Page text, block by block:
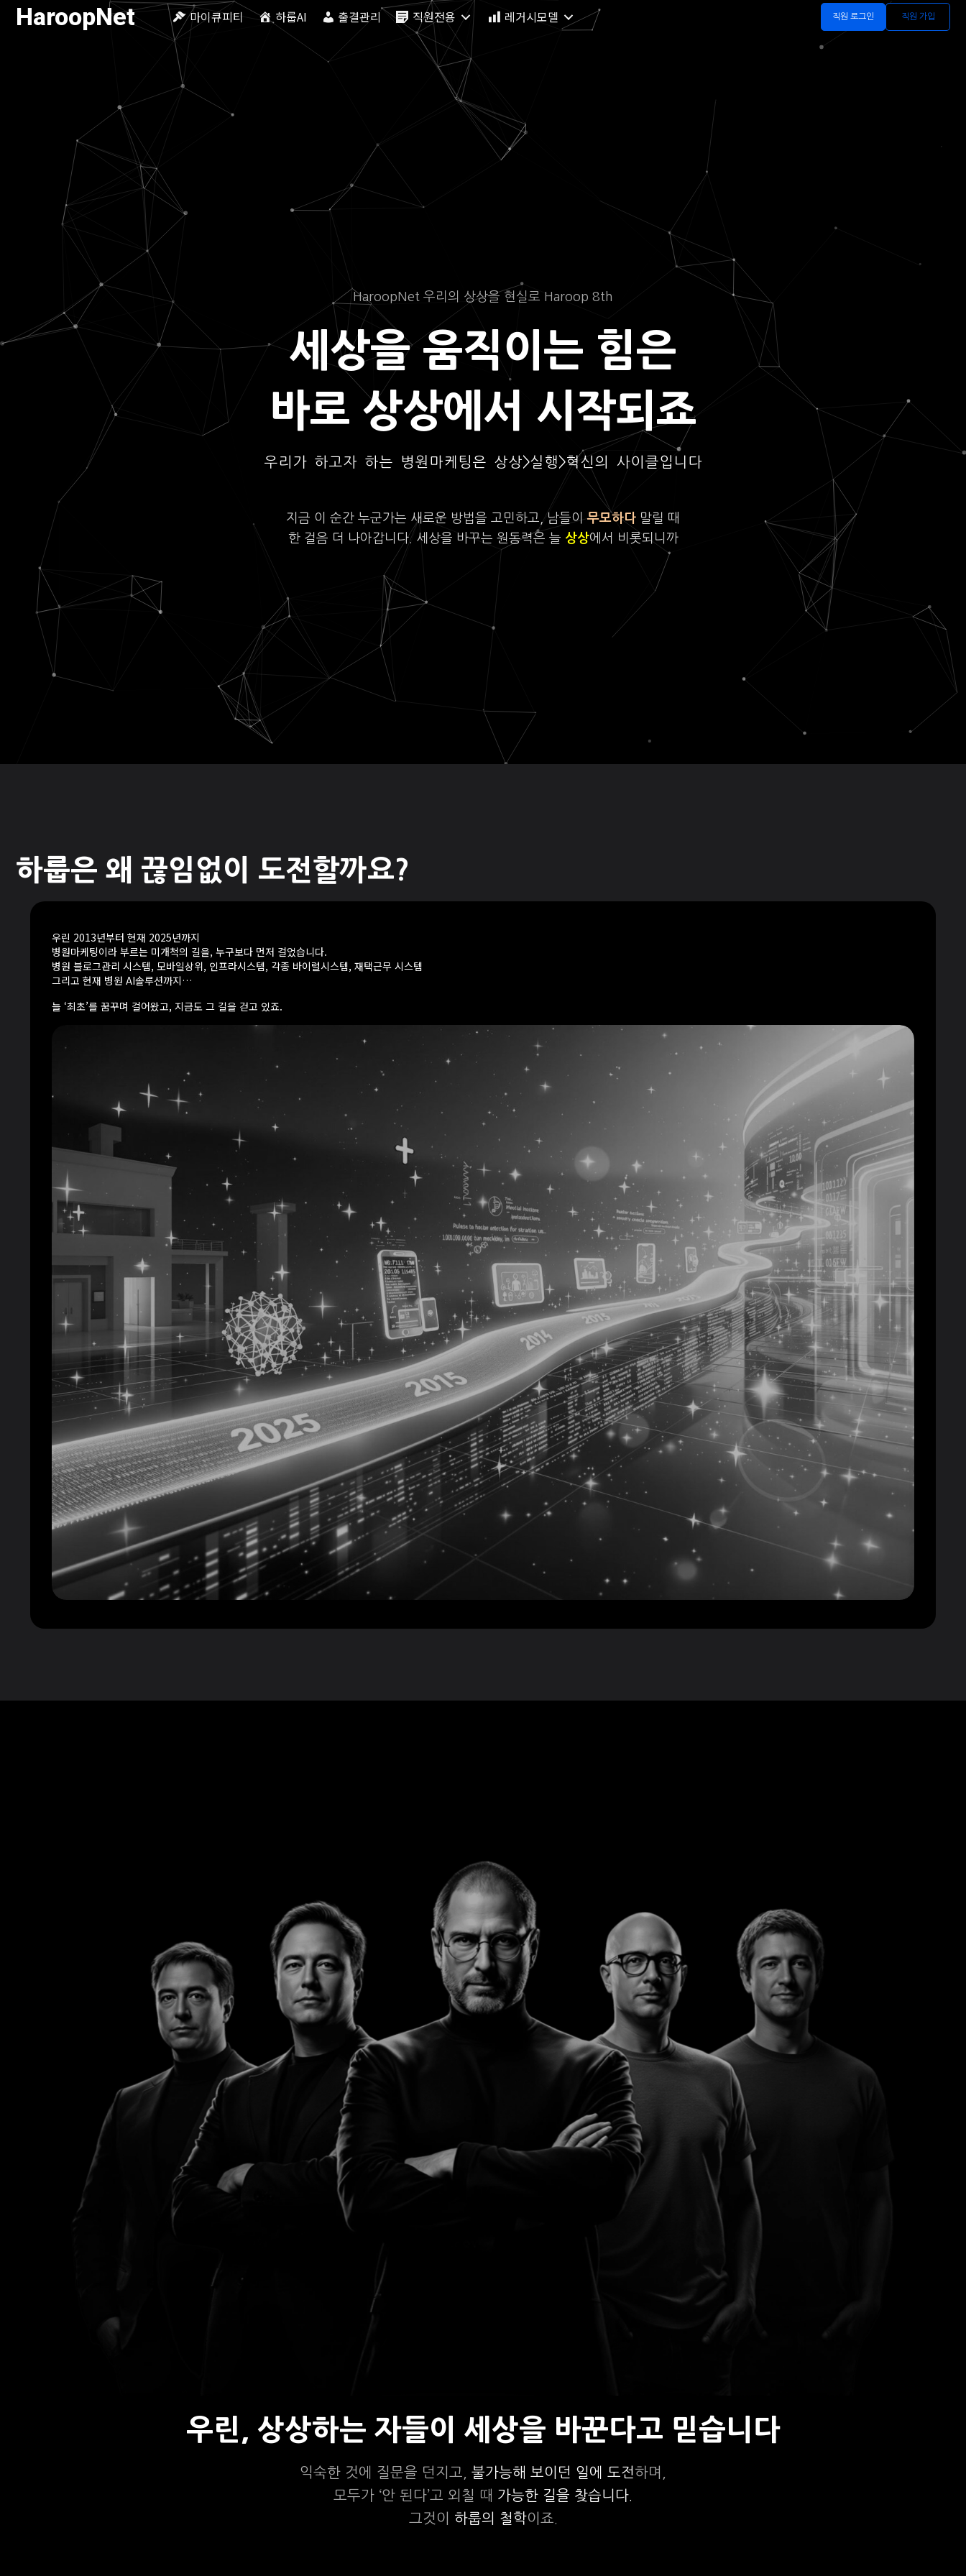
HaroopNet 마이큐피티 하룹AI 출결관리 직원전용 레거시모델 직원 로그인 직원 가입
HaroopNet 우리의 상상을 현실로 Haroop 8th
세상을 움직이는 힘은
바로 상상에서 시작되죠
우리가 하고자 하는 병원마케팅은 상상>실행>혁신의 사이클입니다
지금 이 순간 누군가는 새로운 방법을 고민하고, 남들이무모하다 말릴 때
한 걸음 더 나아갑니다. 세상을 바꾸는 원동력은 늘 상상에서 비롯되니까
하룹은 왜 끊임없이 도전할까요?
우린 2013년부터 현재 2025년까지
병원마케팅이라 부르는 미개척의 길을, 누구보다 먼저 걸었습니다.
병원 블로그관리 시스템, 모바일상위, 인프라시스템, 각종 바이럴시스템, 재택근무 시스템
그리고 현재 병원 AI솔루션까지…
늘 ‘최초’를 꿈꾸며 걸어왔고, 지금도 그 길을 걷고 있죠.
우린, 상상하는 자들이 세상을 바꾼다고 믿습니다
익숙한 것에 질문을 던지고, 불가능해 보이던 일에 도전하며,
모두가 ‘안 된다’고 외칠 때 가능한 길을 찾습니다.
그것이 하룹의 철학이죠.